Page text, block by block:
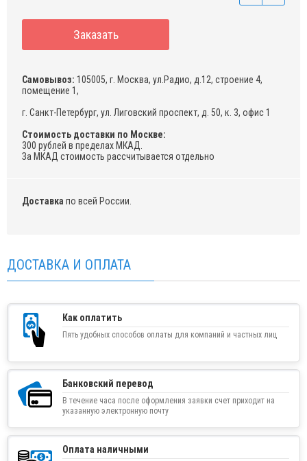
Заказать
Самовывоз: 105005, г. Москва, ул.Радио, д.12, строение 4,
помещение 1,
г. Санкт-Петербург, ул. Лиговский проспект, д. 50, к. 3, офис 1
Стоимость доставки по Москве:
300 рублей в пределах МКАД.
За МКАД стоимость рассчитывается отдельно
Доставка по всей России.
ДОСТАВКА И ОПЛАТА
Как оплатить
Пять удобных способов оплаты для компаний и частных лиц
Банковский перевод
В течение часа после оформления заявки счет приходит на
указанную электронную почту
Оплата наличными